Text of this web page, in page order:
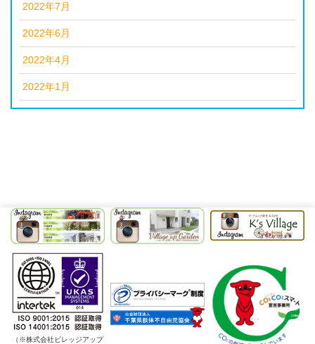
2022年7月
2022年6月
2022年4月
2022年1月
（※株式会社ビレッジアップ